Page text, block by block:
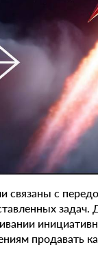
связаны с
задач.
продавать